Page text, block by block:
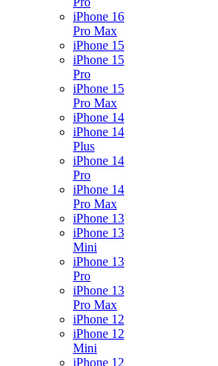
iPhone 16
Pro Max
iPhone 15
iPhone 15
Pro
iPhone 15
Pro Max
iPhone 14
iPhone 14
Plus
iPhone 14
Pro
iPhone 14
Pro Max
iPhone 13
iPhone 13
Mini
iPhone 13
Pro
iPhone 13
Pro Max
iPhone 12
iPhone 12
Mini
iPhone 12